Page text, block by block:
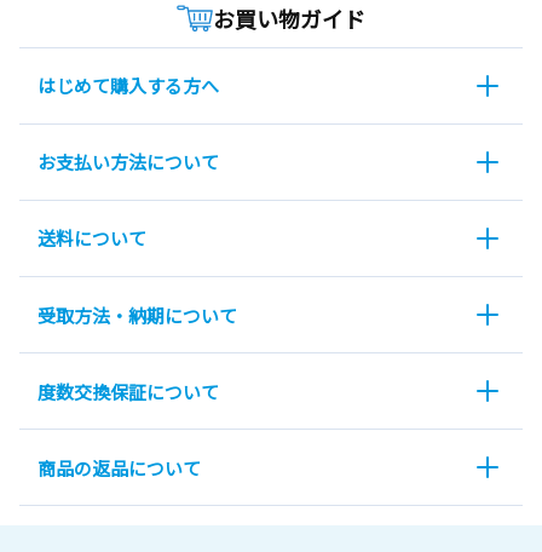
お買い物ガイド
はじめて購入する方へ
お支払い方法について
送料について
受取方法・納期について
度数交換保証について
商品の返品について